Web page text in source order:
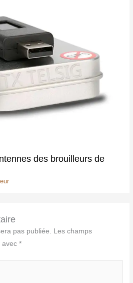
des brouilleurs de
pas publiée.
Les champs
avec*